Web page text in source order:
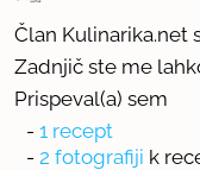
Član Kulinarika.net
Zadnjič ste me
Prispeval(a) sem
- 1 recept
- 2 fotografiji k